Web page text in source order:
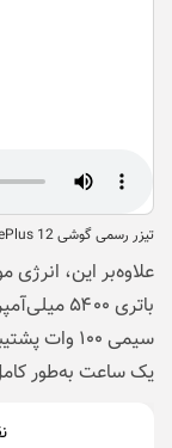
تیزر رسمی گوشی OnePlus 12
علاوه‌بر این،
باتری
سیمی ۱۰۰
یک ساعت به‌طور